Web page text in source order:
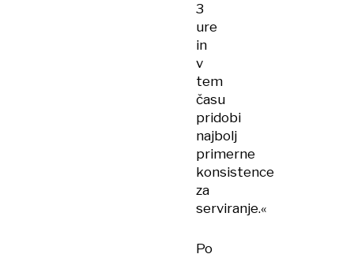
3
ure
in
v
tem
času
pridobi
najbolj
primerne
konsistence
za
serviranje.«
Po